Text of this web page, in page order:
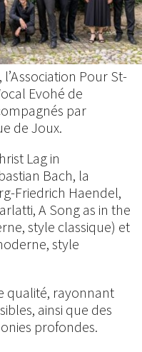
l’Association Pour St-
Evohé de
par
de Joux.
Lag in
Bach, la
Friedrich Haendel,
A Song as in the
style classique) et
style
qualité, rayonnant
ainsi que des
profondes.